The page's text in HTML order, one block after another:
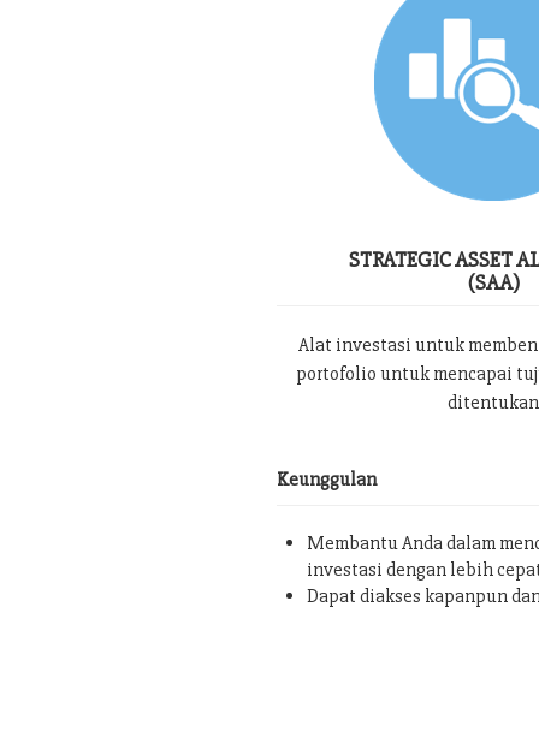
STRATEGIC ASSET
(SAA)
Alat investasi untuk
portofolio untuk mencapai
ditentukan
Keunggulan
Membantu Anda dalam
investasi dengan lebih
Dapat diakses kapanpun